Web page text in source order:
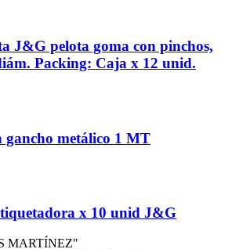
J&G pelota goma con pinchos,
Packing: Caja x 12 unid.
gancho metálico 1 MT
x 10 unid J&G